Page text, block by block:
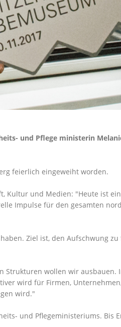
und Pflege ministerin
feierlich eingeweiht worden.
Kultur und Medien: "Heute ist
Impulse für den gesamten
Ziel ist, den Aufschwung
Strukturen wollen wir ausbauen.
wird für Firmen,
wird."
und Pflegeministeriums. Bis